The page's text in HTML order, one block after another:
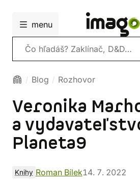
menu
Vyhľadávanie
Blog Rozhovor
Veronika
a
Planeta9
Knihy Roman Bílek14. 7. 2022